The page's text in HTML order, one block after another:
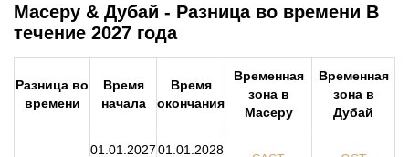
Масеру & Дубай - Разница во времени В
течение 2027 года
Разница во
времени
Время
начала
Время
окончания
Временная
зона в
Масеру
Временная
зона в
Дубай
01.01.202701.01.2028